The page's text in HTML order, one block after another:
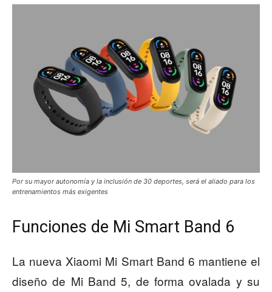
Por su mayor autonomía y la inclusión de 30 deportes, será el aliado para los
entrenamientos más exigentes
Funciones de Mi Smart Band 6
La nueva Xiaomi Mi Smart Band 6 mantiene el
diseño de Mi Band 5, de forma ovalada y su